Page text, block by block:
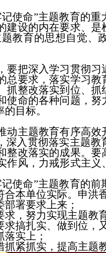
命”主题教育的重
设的内在要求、
教育的思想自觉、
把深入学习贯彻习
要求，落实学习
整改落实到位、
命的各种问题，
目标。
主题教育有序高效
入贯彻落实主题
改落实的成果。
风，力戒形式主
命”主题教育的前
本单位实际。申洪
署要求上来；
，努力实现主题教
扎实、做到位，
实上；
紧抓实，提高主题教